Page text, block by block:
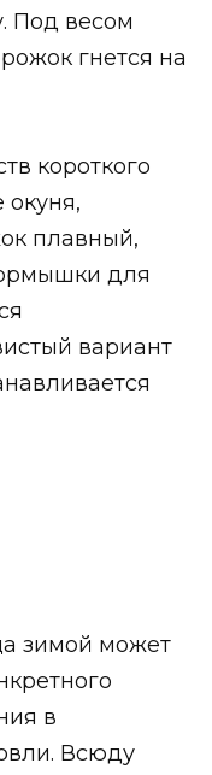
Под весом
гнется на
короткого
окуня,
плавный,
для
вариант
зимой может
в
Всюду